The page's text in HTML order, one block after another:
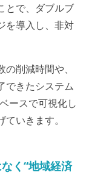
とで、ダブルブ
を導入し、非対
削減時間や、
できたシステム
ースで可視化し
いきます。
く“地域経済